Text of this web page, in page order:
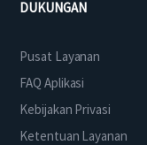
DUKUNGAN
Pusat Layanan
FAQ Aplikasi
Kebijakan Privasi
Ketentuan Layanan